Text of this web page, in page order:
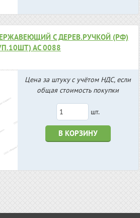
С ДЕРЕВ.РУЧКОЙ (РФ)
АС 0088
Цена за штуку с учётом НДС, если
общая стоимость покупки
шт.
В КОРЗИНУ